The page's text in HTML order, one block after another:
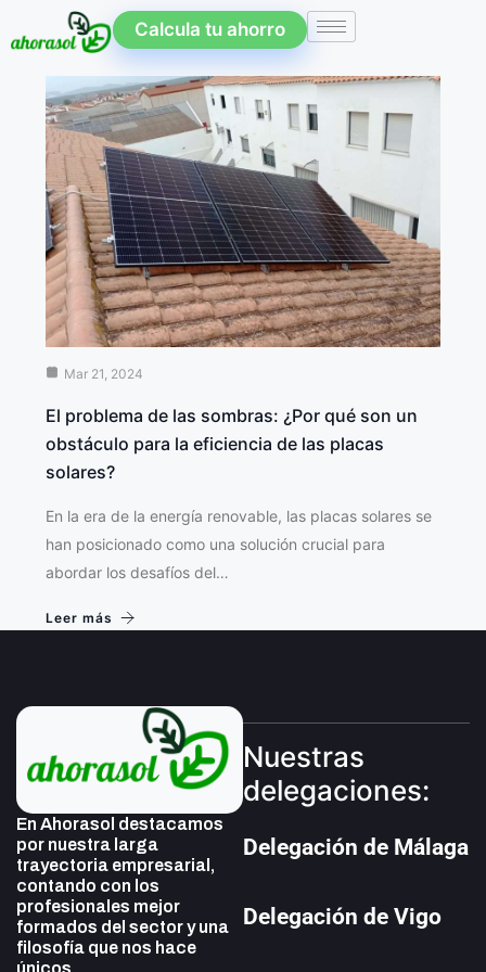
Calcula tu ahorro
Mar 21, 2024
El problema de las sombras: ¿Por qué son un
obstáculo para la eficiencia de las placas
solares?
En la era de la energía renovable, las placas solares se
han posicionado como una solución crucial para
abordar los desafíos del…
Leer más
En Ahorasol destacamos
por nuestra larga
trayectoria empresarial,
contando con los
profesionales mejor
formados del sector y una
filosofía que nos hace
únicos.
Nuestras
delegaciones:
Delegación de Málaga
Delegación de Vigo